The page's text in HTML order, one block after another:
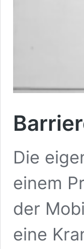
Die
einem
der
eine